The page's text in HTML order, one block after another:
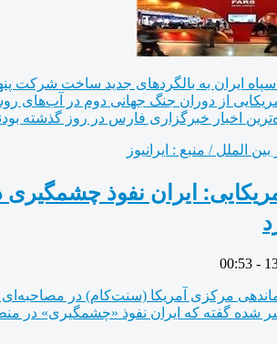
ایران به بالگردهای جدید ساخت شرکت پنها و
از دوران جنگ جهانی دوم در آب‌‌های روسیه؛
اخبار خبرگزاری فارس در روز گذشته بودند.
/ منبع : ایرانیوز
ایران نفوذ چشمگیری در
مرکزی آمریکا (سنت‌کام) در مصاحبه‌ای که
گفته که ایران نفوذ «چشمگیری» در منطقه